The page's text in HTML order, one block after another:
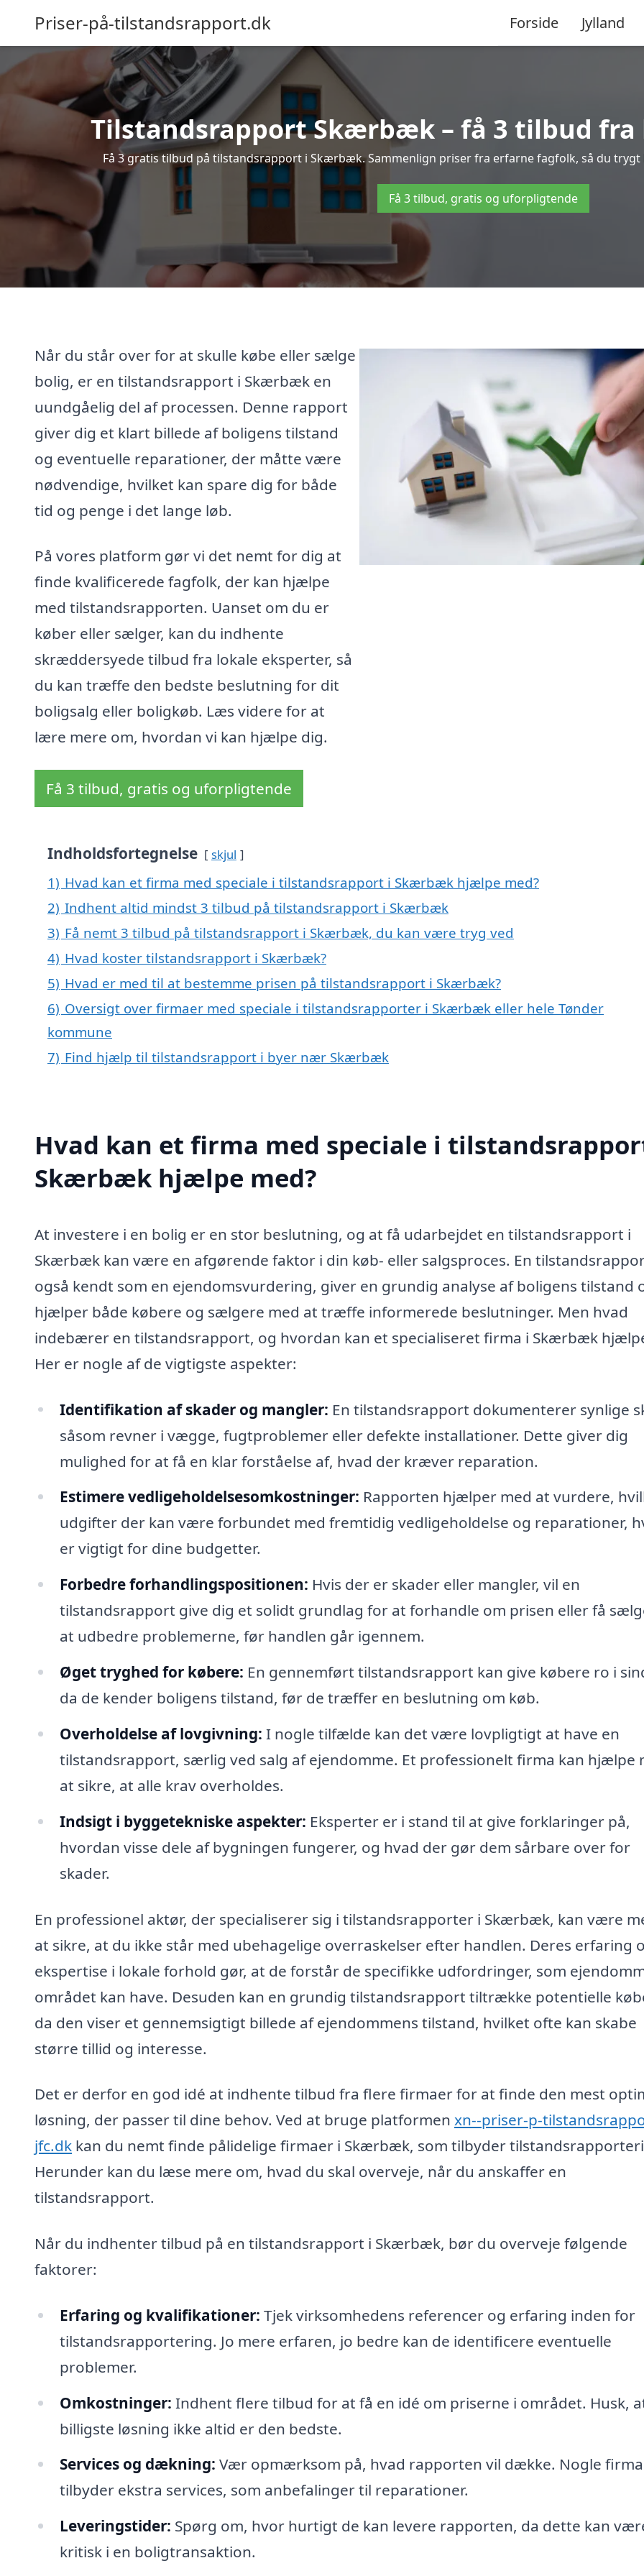
Priser-på-tilstandsrapport.dk Forside Jylland
Tilstandsrapport Skærbæk – få 3 tilbud fra
Få 3 gratis tilbud på tilstandsrapport i Skærbæk. Sammenlign priser fra erfarne fagfolk, så du
Få 3 tilbud, gratis og uforpligtende
Når du står over for at skulle købe eller sælge
bolig, er en tilstandsrapport i Skærbæk en
uundgåelig del af processen. Denne rapport
giver dig et klart billede af boligens tilstand
og eventuelle reparationer, der måtte være
nødvendige, hvilket kan spare dig for både
tid og penge i det lange løb.
På vores platform gør vi det nemt for dig at
finde kvalificerede fagfolk, der kan hjælpe
med tilstandsrapporten. Uanset om du er
køber eller sælger, kan du indhente
skræddersyede tilbud fra lokale eksperter, så
du kan træffe den bedste beslutning for dit
boligsalg eller boligkøb. Læs videre for at
lære mere om, hvordan vi kan hjælpe dig.
Få 3 tilbud, gratis og uforpligtende
Indholdsfortegnelse skjul
1) Hvad kan et firma med speciale i tilstandsrapport i Skærbæk hjælpe med?
2) Indhent altid mindst 3 tilbud på tilstandsrapport i Skærbæk
3) Få nemt 3 tilbud på tilstandsrapport i Skærbæk, du kan være tryg ved
4) Hvad koster tilstandsrapport i Skærbæk?
5) Hvad er med til at bestemme prisen på tilstandsrapport i Skærbæk?
6) Oversigt over firmaer med speciale i tilstandsrapporter i Skærbæk eller hele Tønder
kommune
7) Find hjælp til tilstandsrapport i byer nær Skærbæk
Hvad kan et firma med speciale i
Skærbæk hjælpe med?
At investere i en bolig er en stor beslutning, og at få udarbejdet en tilstandsrapport i
Skærbæk kan være en afgørende faktor i din køb- eller salgsproces. En
også kendt som en ejendomsvurdering, giver en grundig analyse af boligens tilstand
hjælper både købere og sælgere med at træffe informerede beslutninger. Men hvad
indebærer en tilstandsrapport, og hvordan kan et specialiseret firma i Skærbæk
Her er nogle af de vigtigste aspekter:
Identifikation af skader og mangler: En tilstandsrapport dokumenterer synlige
såsom revner i vægge, fugtproblemer eller defekte installationer. Dette giver dig
mulighed for at få en klar forståelse af, hvad der kræver reparation.
Estimere vedligeholdelsesomkostninger: Rapporten hjælper med at vurdere,
udgifter der kan være forbundet med fremtidig vedligeholdelse og reparationer,
er vigtigt for dine budgetter.
Forbedre forhandlingspositionen: Hvis der er skader eller mangler, vil en
tilstandsrapport give dig et solidt grundlag for at forhandle om prisen eller få
at udbedre problemerne, før handlen går igennem.
Øget tryghed for købere: En gennemført tilstandsrapport kan give købere ro i
da de kender boligens tilstand, før de træffer en beslutning om køb.
Overholdelse af lovgivning: I nogle tilfælde kan det være lovpligtigt at have en
tilstandsrapport, særlig ved salg af ejendomme. Et professionelt firma kan hjælpe
at sikre, at alle krav overholdes.
Indsigt i byggetekniske aspekter: Eksperter er i stand til at give forklaringer på,
hvordan visse dele af bygningen fungerer, og hvad der gør dem sårbare over for
skader.
En professionel aktør, der specialiserer sig i tilstandsrapporter i Skærbæk, kan være
at sikre, at du ikke står med ubehagelige overraskelser efter handlen. Deres erfaring
ekspertise i lokale forhold gør, at de forstår de specifikke udfordringer, som
området kan have. Desuden kan en grundig tilstandsrapport tiltrække potentielle
da den viser et gennemsigtigt billede af ejendommens tilstand, hvilket ofte kan skabe
større tillid og interesse.
Det er derfor en god idé at indhente tilbud fra flere firmaer for at finde den mest
løsning, der passer til dine behov. Ved at bruge platformen xn--priser-p-
jfc.dk kan du nemt finde pålidelige firmaer i Skærbæk, som tilbyder
Herunder kan du læse mere om, hvad du skal overveje, når du anskaffer en
tilstandsrapport.
Når du indhenter tilbud på en tilstandsrapport i Skærbæk, bør du overveje følgende
faktorer:
Erfaring og kvalifikationer: Tjek virksomhedens referencer og erfaring inden for
tilstandsrapportering. Jo mere erfaren, jo bedre kan de identificere eventuelle
problemer.
Omkostninger: Indhent flere tilbud for at få en idé om priserne i området. Husk,
billigste løsning ikke altid er den bedste.
Services og dækning: Vær opmærksom på, hvad rapporten vil dække. Nogle
tilbyder ekstra services, som anbefalinger til reparationer.
Leveringstider: Spørg om, hvor hurtigt de kan levere rapporten, da dette kan
kritisk i en boligtransaktion.